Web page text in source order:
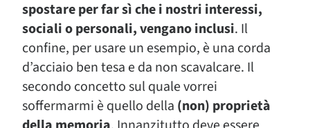
spostare per far sì che i nostri interessi,
sociali o personali, vengano inclusi. Il
confine, per usare un esempio, è una corda
d’acciaio ben tesa e da non scavalcare. Il
secondo concetto sul quale vorrei
soffermarmi è quello della (non) proprietà